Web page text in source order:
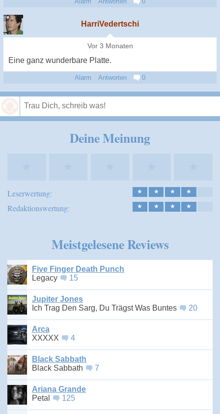
HarriVedertschi
Vor 3 Monaten
Eine ganz wunderbare Platte.
Alarm Antworten 0
Deine Meinung
Leserwertung: ★ ★ ★ ★
Redaktionswertung: ★ ★ ★ ★
Meistgelesene Reviews
Five Finger Death Punch
Legacy
15
Jupiter Jones
Ich Trag Den Sarg, Du Trägst Was Buntes
20
Arca
XXXXX
4
Black Sabbath
Black Sabbath
7
Ariana Grande
Petal
125